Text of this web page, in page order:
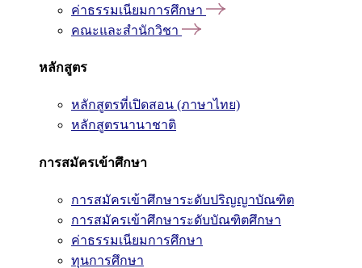
ค่าธรรมเนียมการศึกษา
คณะและสำนักวิชา
หลักสูตร
หลักสูตรที่เปิดสอน (ภาษาไทย)
หลักสูตรนานาชาติ
การสมัครเข้าศึกษา
การสมัครเข้าศึกษาระดับปริญญาบัณฑิต
การสมัครเข้าศึกษาระดับบัณฑิตศึกษา
ค่าธรรมเนียมการศึกษา
ทุนการศึกษา